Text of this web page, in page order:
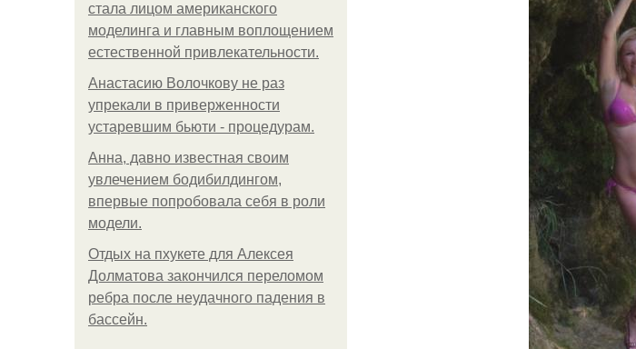
стала лицом американского
моделинга и главным воплощением
естественной привлекательности.
Анастасию Волочкову не раз
упрекали в приверженности
устаревшим бьюти - процедурам.
Анна, давно известная своим
увлечением бодибилдингом,
впервые попробовала себя в роли
модели.
Отдых на пхукете для Алексея
Долматова закончился переломом
ребра после неудачного падения в
бассейн.